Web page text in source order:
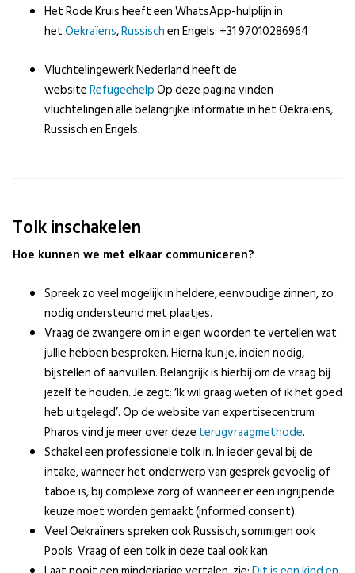
Het Rode Kruis heeft een WhatsApp-hulplijn in
hetOekraïens,Russischen Engels: +31 97010286964
Vluchtelingewerk Nederland heeft de
websiteRefugeehelpOp deze pagina vinden
vluchtelingen alle belangrijke informatie in het Oekraïens,
Russisch en Engels.
Tolk inschakelen
Hoe kunnen we met elkaar communiceren?
Spreek zo veel mogelijk in heldere, eenvoudige zinnen, zo
nodig ondersteund met plaatjes.
Vraag de zwangere om in eigen woorden te vertellen wat
jullie hebben besproken. Hierna kun je, indien nodig,
bijstellen of aanvullen. Belangrijk is hierbij om de vraag bij
jezelf te houden. Je zegt: ‘Ik wil graag weten of ik het goed
heb uitgelegd’. Op de website van expertisecentrum
Pharos vind je meer over deze terugvraagmethode.
Schakel een professionele tolk in. In ieder geval bij de
intake, wanneer het onderwerp van gesprek gevoelig of
taboe is, bij complexe zorg of wanneer er een ingrijpende
keuze moet worden gemaakt (informed consent).
Veel Oekraïners spreken ook Russisch, sommigen ook
Pools. Vraag of een tolk in deze taal ook kan.